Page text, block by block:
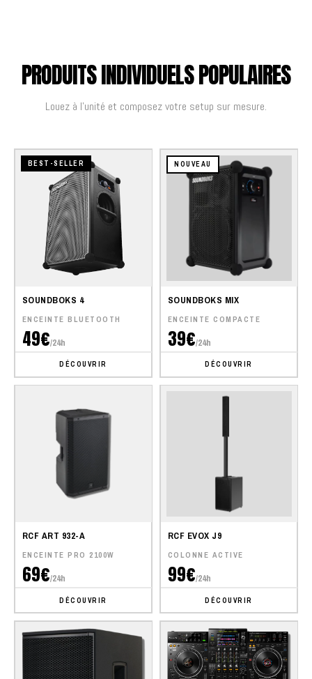
PRODUITS INDIVIDUELS POPULAIRES
Louez à l'unité et composez votre setup sur mesure.
BEST-SELLER
SOUNDBOKS 4
ENCEINTE BLUETOOTH
49€/24h
DÉCOUVRIR
NOUVEAU
SOUNDBOKS MIX
ENCEINTE COMPACTE
39€/24h
DÉCOUVRIR
RCF ART 932-A
ENCEINTE PRO 2100W
69€/24h
DÉCOUVRIR
RCF EVOX J9
COLONNE ACTIVE
99€/24h
DÉCOUVRIR